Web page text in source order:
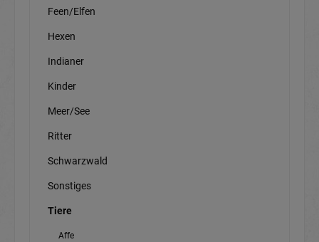
Feen/Elfen
Hexen
Indianer
Kinder
Meer/See
Ritter
Schwarzwald
Sonstiges
Tiere
Affe